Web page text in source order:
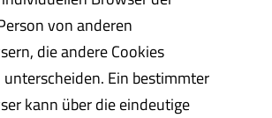
von anderen
die andere Cookies
Ein bestimmter
kann über die eindeutige